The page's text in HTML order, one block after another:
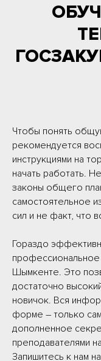
Чтобы понять
рекомендуется
инструкциями на
начать работать.
законы общего
самостоятельное
сил и не факт, что
Гораздо
профессиональное
Шымкенте. Это
достаточно
новичок. Вся
форме – только
дополненное
преподавателями
Запишитесь к нам